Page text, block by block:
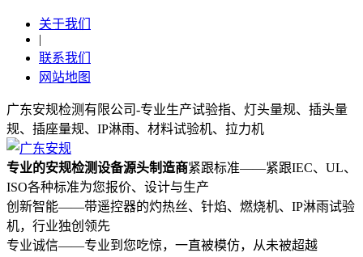
关于我们
|
联系我们
网站地图
广东安规检测有限公司-专业生产试验指、灯头量规、插头量
规、插座量规、IP淋雨、材料试验机、拉力机
专业的安规检测设备源头制造商紧跟标准——紧跟IEC、UL、
ISO各种标准为您报价、设计与生产
创新智能——带遥控器的灼热丝、针焰、燃烧机、IP淋雨试验
机，行业独创领先
专业诚信——专业到您吃惊，一直被模仿，从未被超越